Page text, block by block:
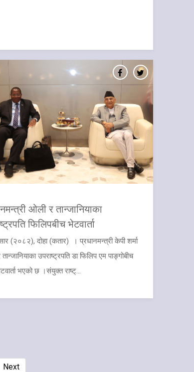
ओली र तान्जानियाका
फिलिपबीच भेटवार्ता
(२०८२), दोहा (कतार) । प्रधानमन्त्री केपी शर्मा
उपराष्ट्रपति डा फिलिप एम पाङ्गोबीच
भएको छ ।संयुक्त राष्ट्...
Next